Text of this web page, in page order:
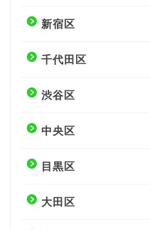
新宿区
千代田区
渋谷区
中央区
目黒区
大田区